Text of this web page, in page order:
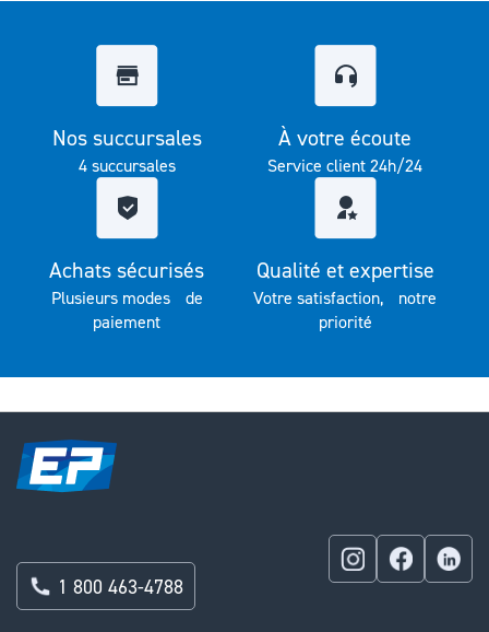
Nos succursales
4 succursales
À votre écoute
Service client 24h/24
Achats sécurisés
Plusieurs modes de
paiement
Qualité et expertise
Votre satisfaction, notre
priorité
1 800 463-4788